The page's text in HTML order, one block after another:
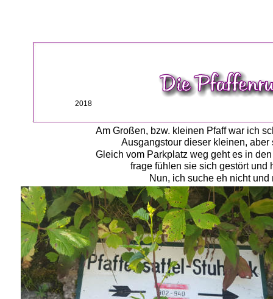
Am Großen, bzw. kleinen Pfaff war ich
Ausgangstour dieser kleinen,
Gleich vom Parkplatz weg geht es in
frage fühlen sie sich gestört und
Nun, ich suche eh nicht
2018